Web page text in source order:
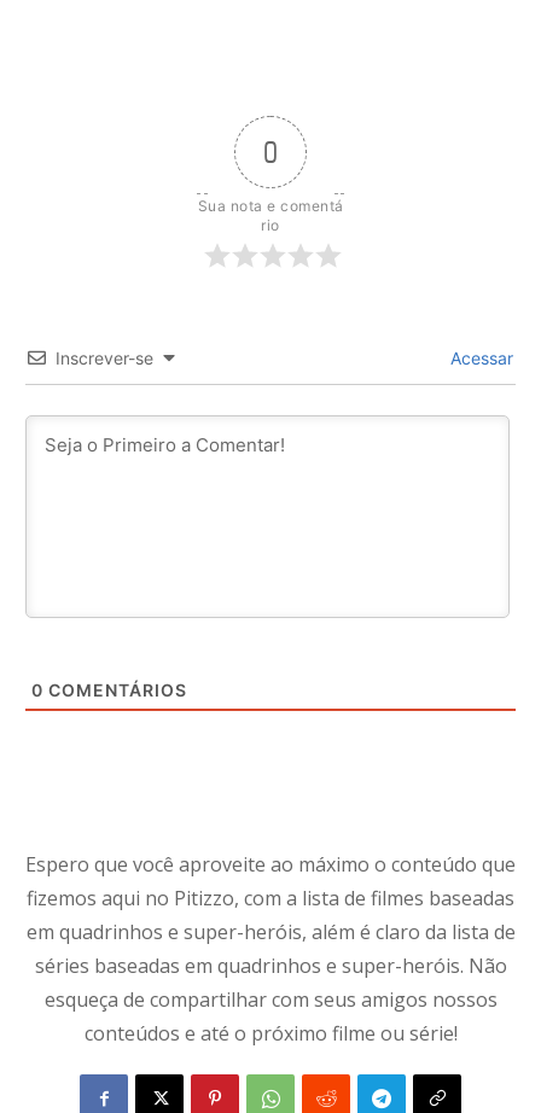
0
Sua nota e comentá
rio
Inscrever-se Acessar
0 COMENTÁRIOS
Espero que você aproveite ao máximo o conteúdo que
fizemos aqui no Pitizzo, com a lista de filmes baseadas
em quadrinhos e super-heróis, além é claro da lista de
séries baseadas em quadrinhos e super-heróis. Não
esqueça de compartilhar com seus amigos nossos
conteúdos e até o próximo filme ou série!